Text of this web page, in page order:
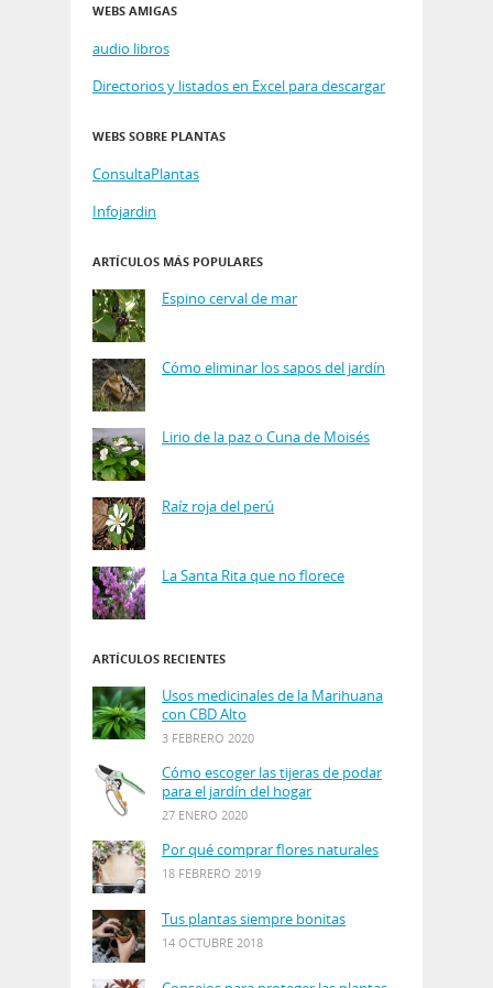
WEBS AMIGAS
audio libros
Directorios y listados en Excel para descargar
WEBS SOBRE PLANTAS
ConsultaPlantas
Infojardin
ARTÍCULOS MÁS POPULARES
Espino cerval de mar
Cómo eliminar los sapos del jardín
Lirio de la paz o Cuna de Moisés
Raíz roja del perú
La Santa Rita que no florece
ARTÍCULOS RECIENTES
Usos medicinales de la Marihuana
con CBD Alto
3 FEBRERO 2020
Cómo escoger las tijeras de podar
para el jardín del hogar
27 ENERO 2020
Por qué comprar flores naturales
18 FEBRERO 2019
Tus plantas siempre bonitas
14 OCTUBRE 2018